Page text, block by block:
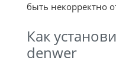
быть некорректно
Как
denwer